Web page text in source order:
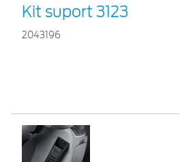
Kit suport 3123
2043196